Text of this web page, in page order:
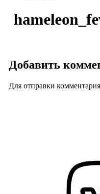
Добавить
Для отправки